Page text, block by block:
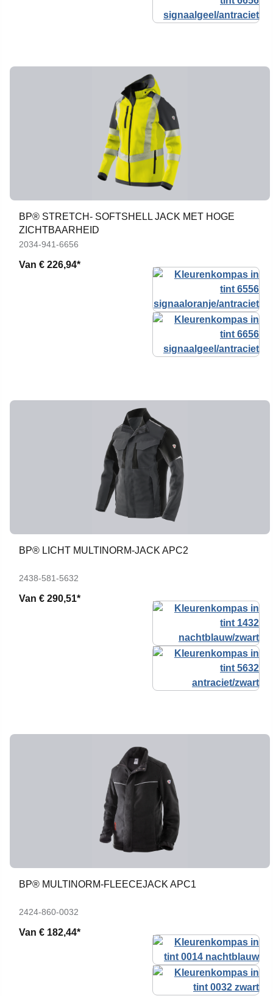
BP® STRETCH- SOFTSHELL JACK MET HOGE
ZICHTBAARHEID
2034-941-6656
Van € 226,94*
BP® LICHT MULTINORM-JACK APC2
2438-581-5632
Van € 290,51*
BP® MULTINORM-FLEECEJACK APC1
2424-860-0032
Van € 182,44*